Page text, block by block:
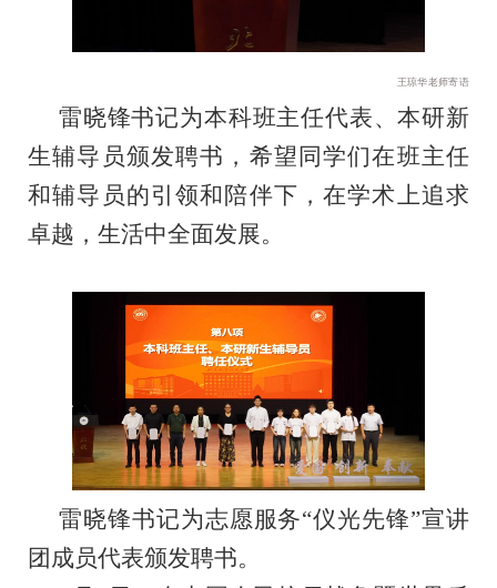
王琼华老师寄语
雷晓锋书记为本科班主任代表、本研新
生辅导员颁发聘书，希望同学们在班主任
和辅导员的引领和陪伴下，在学术上追求
卓越，生活中全面发展。
雷晓锋书记为志愿服务“仪光先锋”宣讲
团成员代表颁发聘书。